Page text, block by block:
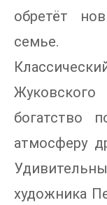
обретёт
семье.
богатство
атмосферу
художника